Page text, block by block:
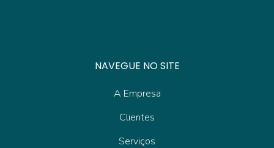
NAVEGUE NO SITE
A Empresa
Clientes
Serviços